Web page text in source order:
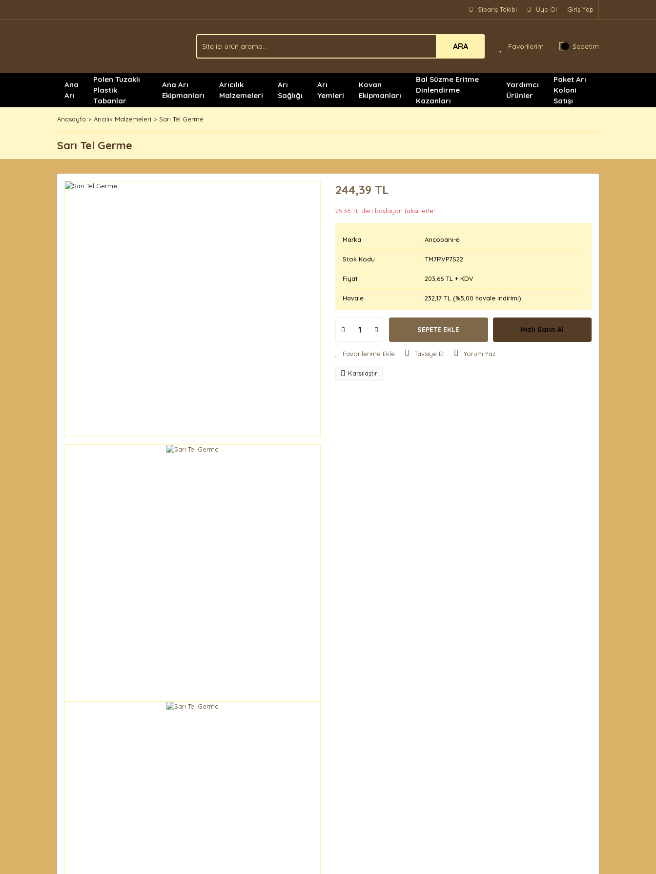
Sipariş Takibi Üye Ol Giriş Yap
ARA Favorilerim Sepetim
Ana
Arı
Polen Tuzaklı
Plastik
Tabanlar
Ana Arı
Ekipmanları
Arıcılık
Malzemeleri
Arı
Sağlığı
Arı
Yemleri
Kovan
Ekipmanları
Bal Süzme Eritme
Dinlendirme
Kazanları
Yardımcı
Ürünler
Paket Arı
Koloni
Satışı
Anasayfa Arıcılık Malzemeleri Sarı Tel Germe
Sarı Tel Germe
244,39 TL
25,36 TL den başlayan taksitlerle!
Marka Arıçobanı-6
Stok Kodu TM7RVP7S22
Fiyat 203,66 TL + KDV
Havale 232,17 TL (%5,00 havale indirimi)
SEPETE EKLE Hızlı Satın Al
Tavsiye Et Yorum Yaz
Karşılaştır